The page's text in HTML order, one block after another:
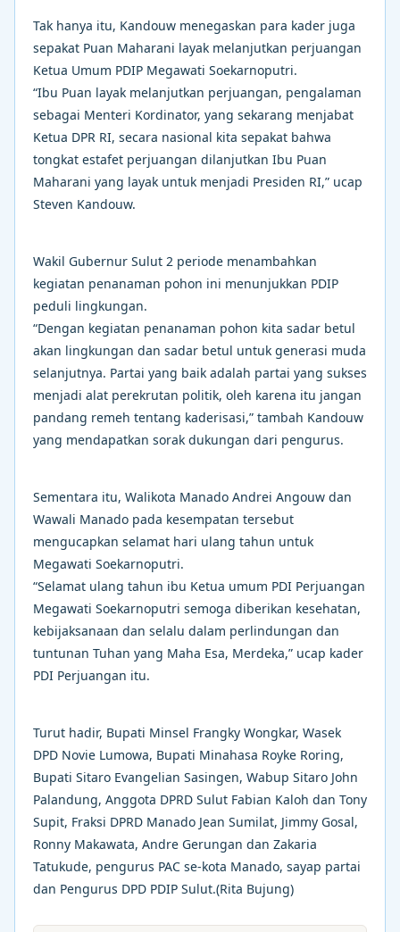
Tak hanya itu, Kandouw menegaskan para kader juga
sepakat Puan Maharani layak melanjutkan perjuangan
Ketua Umum PDIP Megawati Soekarnoputri.
“Ibu Puan layak melanjutkan perjuangan, pengalaman
sebagai Menteri Kordinator, yang sekarang menjabat
Ketua DPR RI, secara nasional kita sepakat bahwa
tongkat estafet perjuangan dilanjutkan Ibu Puan
Maharani yang layak untuk menjadi Presiden RI,” ucap
Steven Kandouw.
Wakil Gubernur Sulut 2 periode menambahkan
kegiatan penanaman pohon ini menunjukkan PDIP
peduli lingkungan.
“Dengan kegiatan penanaman pohon kita sadar betul
akan lingkungan dan sadar betul untuk generasi muda
selanjutnya. Partai yang baik adalah partai yang sukses
menjadi alat perekrutan politik, oleh karena itu jangan
pandang remeh tentang kaderisasi,” tambah Kandouw
yang mendapatkan sorak dukungan dari pengurus.
Sementara itu, Walikota Manado Andrei Angouw dan
Wawali Manado pada kesempatan tersebut
mengucapkan selamat hari ulang tahun untuk
Megawati Soekarnoputri.
“Selamat ulang tahun ibu Ketua umum PDI Perjuangan
Megawati Soekarnoputri semoga diberikan kesehatan,
kebijaksanaan dan selalu dalam perlindungan dan
tuntunan Tuhan yang Maha Esa, Merdeka,” ucap kader
PDI Perjuangan itu.
Turut hadir, Bupati Minsel Frangky Wongkar, Wasek
DPD Novie Lumowa, Bupati Minahasa Royke Roring,
Bupati Sitaro Evangelian Sasingen, Wabup Sitaro John
Palandung, Anggota DPRD Sulut Fabian Kaloh dan Tony
Supit, Fraksi DPRD Manado Jean Sumilat, Jimmy Gosal,
Ronny Makawata, Andre Gerungan dan Zakaria
Tatukude, pengurus PAC se-kota Manado, sayap partai
dan Pengurus DPD PDIP Sulut.(Rita Bujung)